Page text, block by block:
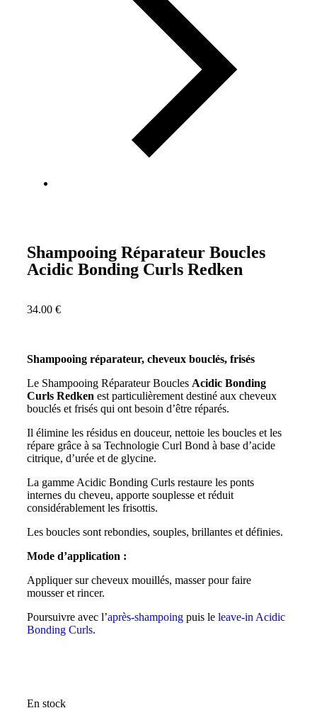
Shampooing Réparateur Boucles
Acidic Bonding Curls Redken
34.00 €
Shampooing réparateur, cheveux bouclés, frisés
Le Shampooing Réparateur Boucles Acidic Bonding
Curls Redken est particulièrement destiné aux cheveux
bouclés et frisés qui ont besoin d’être réparés.
Il élimine les résidus en douceur, nettoie les boucles et les
répare grâce à sa Technologie Curl Bond à base d’acide
citrique, d’urée et de glycine.
La gamme Acidic Bonding Curls restaure les ponts
internes du cheveu, apporte souplesse et réduit
considérablement les frisottis.
Les boucles sont rebondies, souples, brillantes et définies.
Mode d’application :
Appliquer sur cheveux mouillés, masser pour faire
mousser et rincer.
Poursuivre avec l’après-shampoing puis le leave-in Acidic
Bonding Curls.
En stock